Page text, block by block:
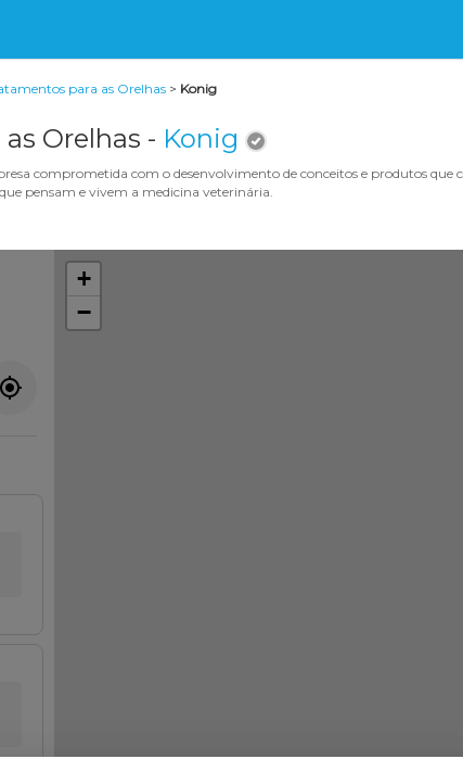
para as Orelhas > Konig
Orelhas - Konig
comprometida com o desenvolvimento de conceitos e produtos
pensam e vivem a medicina veterinária.